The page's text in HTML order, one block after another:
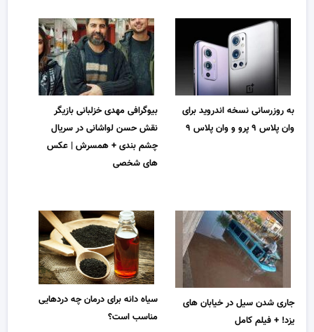
به روزرسانی نسخه اندروید برای
وان پلاس ۹ پرو و ​​وان پلاس ۹
بیوگرافی مهدی خزلبانی بازیگر
نقش حسن لواشانی در سریال
چشم بندی + همسرش | عکس
های شخصی
جاری شدن سیل در خیابان های
یزد! + فیلم کامل
سیاه دانه برای درمان چه دردهایی
مناسب است؟